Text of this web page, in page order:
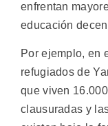
enfrentan
educación
Por ejemplo, en
refugiados de
que viven
clausuradas y